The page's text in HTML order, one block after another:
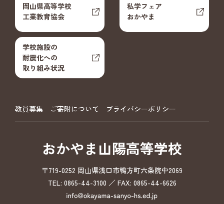
岡山県高等学校
工業教育協会
私学フェア
おかやま
学校施設の
耐震化への
取り組み状況
教員募集 ご寄附について プライバシーポリシー
おかやま山陽高等学校
〒719-0252 岡山県浅口市鴨方町六条院中2069
TEL: 0865-44-3100 ／ FAX: 0865-44-6626